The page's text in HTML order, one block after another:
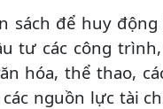
sách để huy
tư các công
hóa, thể thao,
nguồn lực tài